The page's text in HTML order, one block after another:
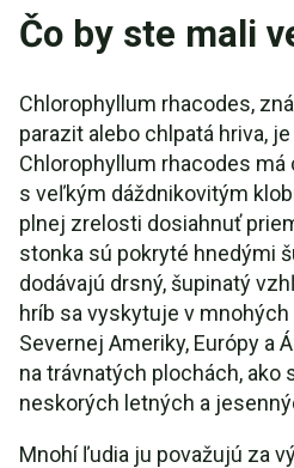
Čo by ste mali
Chlorophyllum rhacodes,
parazit alebo chlpatá hriva,
Chlorophyllum rhacodes
s veľkým dáždnikovitým
plnej zrelosti dosiahnuť
stonka sú pokryté hnedými
dodávajú drsný, šupinatý
hríb sa vyskytuje v
Severnej Ameriky, Európy a
na trávnatých plochách, ako
neskorých letných a
Mnohí ľudia ju považujú za